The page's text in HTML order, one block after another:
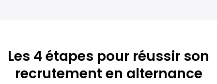
Les 4 étapes pour réussir son
recrutement en alternance